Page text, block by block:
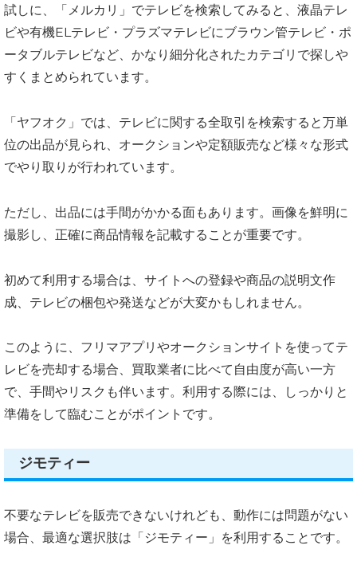
試しに、「メルカリ」でテレビを検索してみると、液晶テレ
ビや有機ELテレビ・プラズマテレビにブラウン管テレビ・ポ
ータブルテレビなど、かなり細分化されたカテゴリで探しや
すくまとめられています。
「ヤフオク」では、テレビに関する全取引を検索すると万単
位の出品が見られ、オークションや定額販売など様々な形式
でやり取りが行われています。
ただし、出品には手間がかかる面もあります。画像を鮮明に
撮影し、正確に商品情報を記載することが重要です。
初めて利用する場合は、サイトへの登録や商品の説明文作
成、テレビの梱包や発送などが大変かもしれません。
このように、フリマアプリやオークションサイトを使ってテ
レビを売却する場合、買取業者に比べて自由度が高い一方
で、手間やリスクも伴います。利用する際には、しっかりと
準備をして臨むことがポイントです。
ジモティー
不要なテレビを販売できないけれども、動作には問題がない
場合、最適な選択肢は「ジモティー」を利用することです。